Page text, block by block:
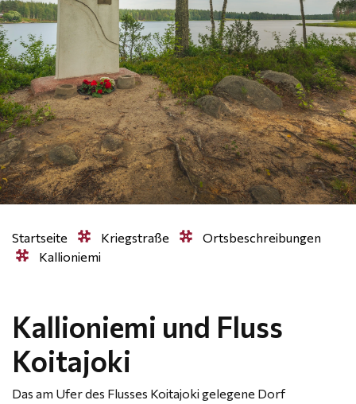
Startseite Kriegstraße
Ortsbeschreibungen
Kallioniemi
Kallioniemi und Fluss
Koitajoki
Das am Ufer des Flusses Koitajoki gelegene Dorf